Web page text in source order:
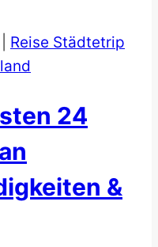
Reise Städtetrip
24
&